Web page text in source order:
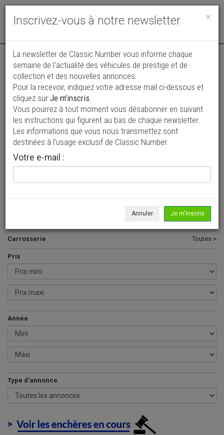
Toggle
Vos annonces vues par
plus de 4 millions de collectionneurs
Ajouter une annonce
> Rechercher un véhicule
1802 >
Carrosserie Toutes >
Prix
Année
Type d'annonce
×
Inscrivez-vous à notre newsletter
La newsletter de Classic Number vous informe chaque
semaine de l’actualité des véhicules de prestige et de
collection et des nouvelles annonces.
Pour la recevoir, indiquez votre adresse mail ci-dessous et
cliquez sur Je m'inscris.
Vous pourrez à tout moment vous désabonner en suivant
les instructions qui figurent au bas de chaque newsletter.
Les informations que vous nous transmettez sont
destinées à l’usage exclusif de Classic Number.
Votre e-mail :
Annuler Je m'inscris